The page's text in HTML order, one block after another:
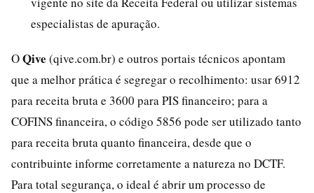
especialistas de apuração.
OQive (qive.com.br) e outros portais técnicos apontam
que a melhor prática é segregar o recolhimento: usar 6912
para receita bruta e 3600 para PIS financeiro; para a
COFINS financeira, o código 5856 pode ser utilizado tanto
para receita bruta quanto financeira, desde que o
contribuinte informe corretamente a natureza no DCTF.
Para total segurança, o ideal é abrir um processo de